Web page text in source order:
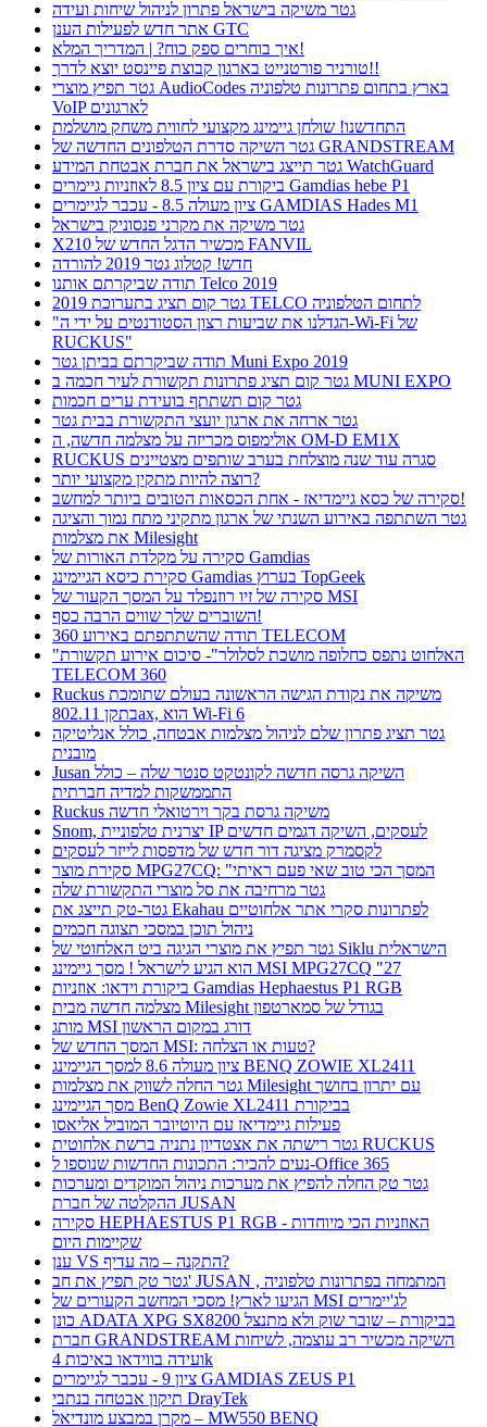
גטר משיקה בישראל פתרון לניהול שיחות ועידה
אתר חדש לפעילות הענן GTC
איך בוחרים ספק כוח? | המדריך המלא!
טורניר פורטנייט בארגון קבוצת פיינסט יוצא לדרך!!
גטר תפיץ מוצרי AudioCodes בארץ בתחום פתרונות טלפוניה
VoIP לארגונים
התחדשנו! שולחן גיימינג מקצועי לחווית משחק מושלמת
גטר השיקה סדרת הטלפונים החדשה של GRANDSTREAM
גטר תייצג בישראל את חברת אבטחת המידע WatchGuard
ביקורת עם ציון 8.5 לאוזניות גיימרים Gamdias hebe P1
ציון מעולה 8.5 - עכבר לגיימרים GAMDIAS Hades M1
גטר משיקה את מקרני פנסוניק בישראל
X210 מכשיר הדגל החדש של FANVIL
חדש! קטלוג גטר 2019 להורדה
תודה שביקרתם אותנו Telco 2019
גטר קום תציג בתערוכת 2019 TELCO לתחום הטלפוניה
"הגדלנו את שביעות רצון הסטודנטים על ידי ה-Wi-Fi של
RUCKUS"
תודה שביקרתם בביתן גטר Muni Expo 2019
גטר קום תציג פתרונות תקשורת לעיר חכמה ב MUNI EXPO
גטר קום תשתתף בועידת ערים חכמות
גטר ארחה את ארגון יועצי התקשורת בבית גטר
אולימפוס מכריזה על מצלמה חדשה, ה OM-D EM1X
RUCKUS סגרה עוד שנה מוצלחת בערב שותפים מצטיינים
רוצה להיות מתקין מקצועי יותר?
סקירה של כסא גיימדיאז - אחת הכסאות הטובים ביותר למחשב!
גטר השתתפה באירוע השנתי של ארגון מתקיני מתח נמוך והציגה
את מצלמות Milesight
סקירה על מקלדת האורות של Gamdias
סקירת כיסא הגיימינג Gamdias בערוץ TopGeek
סקירה של זיו רוזנפלד על המסך הקעור של MSI
השוברים שלך שווים הרבה כסף!
תודה שהשתתפתם באירוע 360 TELECOM
"האלחוט נתפס כחלופה מושכת לסלולר"- סיכום אירוע תקשורת
TELECOM 360
Ruckus משיקה את נקודת הגישה הראשונה בעולם שתומכת
בתקן 802.11ax, הוא Wi-Fi 6
גטר תציג פתרון שלם לניהול מצלמות אבטחה, כולל אנליטיקה
מובנית
Jusan השיקה גרסה חדשה לקונטקט סנטר שלה – כולל
התממשקות למדיה חברתית
Ruckus משיקה גרסת בקר וירטואלי חדשה
Snom, יצרנית טלפוניית IP לעסקים, השיקה דגמים חדשים
לקסמרק מציגה דור חדש של מדפסות לייזר לעסקים
סקירת מוצר MPG27CQ: "המסך הכי טוב שאי פעם ראיתי
גטר מרחיבה את סל מוצרי התקשורת שלה
גטר-טק תייצג את Ekahau לפתרונות סקרי אתר אלחוטיים
ניהול תוכן במסכי תצוגה חכמים
גטר תפיץ את מוצרי הגיגה ביט האלחוטי של Siklu הישראלית
הוא הגיע לישראל ! מסך גיימינג MSI MPG27CQ "27
ביקורת וידאו: אוזניות Gamdias Hephaestus P1 RGB
מצלמה חדשה מבית Milesight בגודל של סמארטפון
מותג MSI דורג במקום הראשון
המסך החדש של MSI: טעות או הצלחה?
ציון מעולה 8.6 למסך הגיימינג BENQ ZOWIE XL2411
גטר החלה לשווק את מצלמות Milesight עם יתרון בחושך
מסך הגיימינג BenQ Zowie XL2411 בביקורת
פעילות גיימדיאז עם היוטיובר המוביל אליאסו
גטר רישתה את אצטדיון נתניה ברשת אלחוטית RUCKUS
נעים להכיר: התכונות החדשות שנוספו ל-Office 365
גטר טק החלה להפיץ את מערכות ניהול המוקדים ומערכות
ההקלטה של חברת JUSAN
סקירה HEPHAESTUS P1 RGB - האוזניות הכי מיוחדות
שקיימות היום
ענן VS התקנה – מה עדיף?
גטר טק תפיץ את חב' JUSAN , המתמחה בפתרונות טלפוניה
הגיעו לארץ! מסכי המחשב הקעורים של MSI לג'יימרים
כונן ADATA XPG SX8200 בביקורת – שובר שוק ולא מתנצל
חברת GRANDSTREAM השיקה מכשיר רב עוצמה, לשיחות
ועידה בווידאו באיכות 4k
ציון 9 - עכבר לגיימרים GAMDIAS ZEUS P1
תיקון אבטחה בנתבי DrayTek
מקרן במבצע מונדיאל – MW550 BENQ